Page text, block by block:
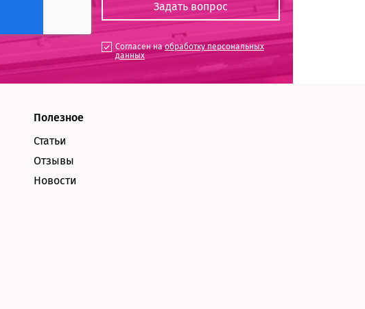
Согласен наобработку персональных
данных
Полезное
Статьи
Отзывы
Новости